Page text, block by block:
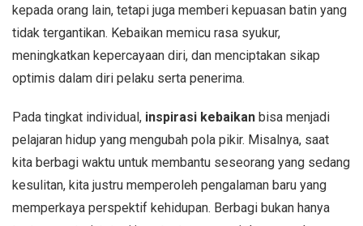
kepada orang lain, tetapi juga memberi kepuasan batin yang
tidak tergantikan. Kebaikan memicu rasa syukur,
meningkatkan kepercayaan diri, dan menciptakan sikap
optimis dalam diri pelaku serta penerima.
Pada tingkat individual, inspirasi kebaikan bisa menjadi
pelajaran hidup yang mengubah pola pikir. Misalnya, saat
kita berbagi waktu untuk membantu seseorang yang sedang
kesulitan, kita justru memperoleh pengalaman baru yang
memperkaya perspektif kehidupan. Berbagi bukan hanya